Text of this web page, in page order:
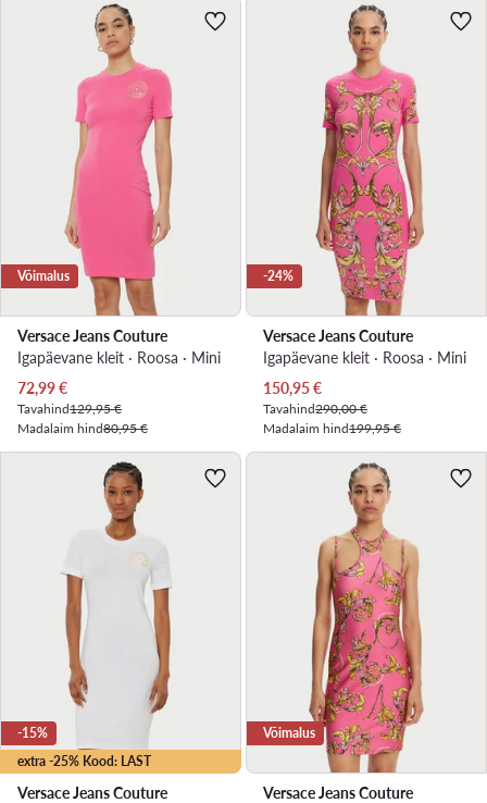
Võimalus
Versace Jeans Couture
Igapäevane kleit · Roosa · Mini
Praegune hind
72,99€
Tavahind129,95 €
Madalaim hind80,95 €
-24%
Versace Jeans Couture
Igapäevane kleit · Roosa · Mini
Praegune hind
150,95€
Tavahind290,00 €
Madalaim hind199,95 €
extra -25% Kood: LAST
-15%
Versace Jeans Couture
Võimalus
Versace Jeans Couture